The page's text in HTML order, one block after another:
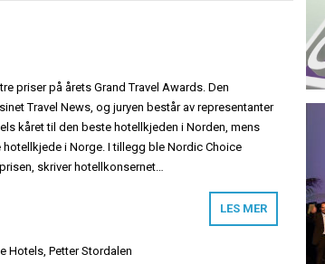
priser på årets Grand Travel Awards. Den
Travel News, og juryen består av representanter
kåret til den beste hotellkjeden i Norden, mens
i Norge. I tillegg ble Nordic Choice
skriver hotellkonsernet…
LES MER
Hotels Petter Stordalen